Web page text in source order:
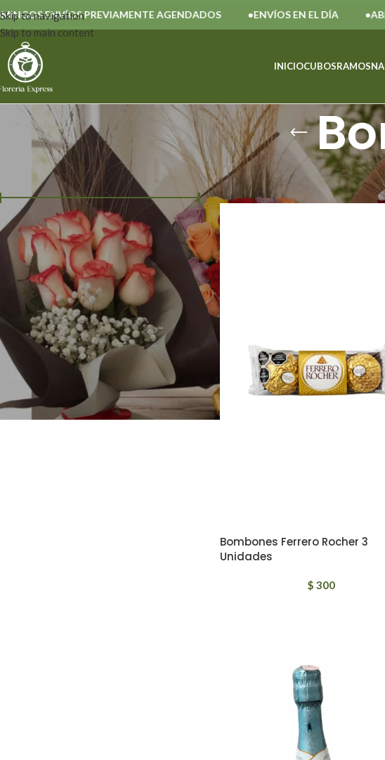
Skip to navigation
Skip to main content
ENVÍOS PREVIAMENTE AGENDADOS ENVÍOS EN EL DÍA
INICIOCUBOSRAMOS
FILTRAR POR PRECIO
FILTRAR
Precio:$ 300 —$ 750
Inicio Bombones
Bombones Ferrero Rocher 3
Unidades
$ 300